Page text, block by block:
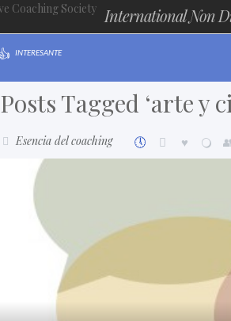
International Non
INTERESANTE
Posts Tagged ‘arte y
Esencia del coaching